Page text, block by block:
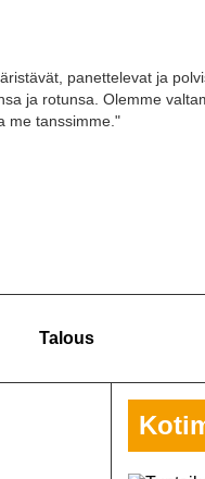
panettelevat ja
ja rotunsa. Olemme
me tanssimme."
Talous